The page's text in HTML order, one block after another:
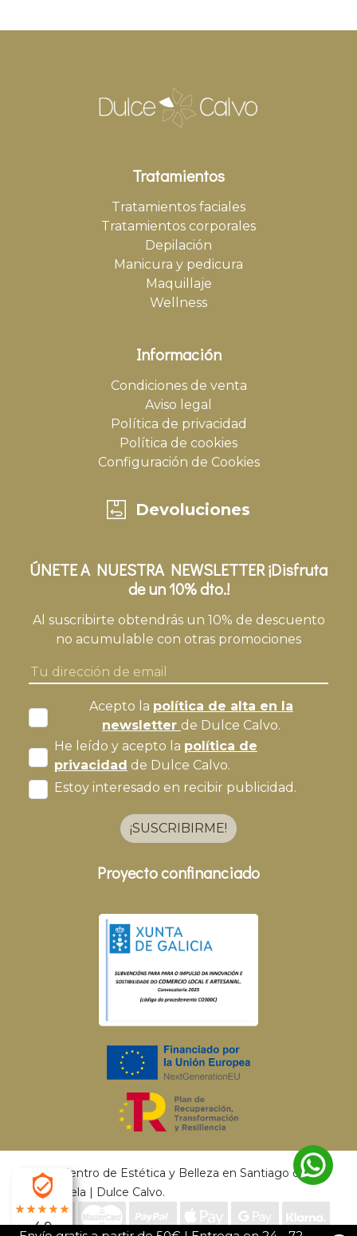
Tratamientos
Tratamientos faciales
Tratamientos corporales
Depilación
Manicura y pedicura
Maquillaje
Wellness
Información
Condiciones de venta
Aviso legal
Política de privacidad
Política de cookies
Configuración de Cookies
Devoluciones
ÚNETE A NUESTRA NEWSLETTER ¡Disfruta
de un 10% dto.!
Al suscribirte obtendrás un 10% de descuento
no acumulable con otras promociones
Acepto la política de alta en la
newsletter de Dulce Calvo.
He leído y acepto la política de
privacidad de Dulce Calvo.
Estoy interesado en recibir publicidad.
¡SUSCRIBIRME!
Proyecto confinanciado
© 2026 Centro de Estética y Belleza en Santiago de
Compostela | Dulce Calvo.
4.9